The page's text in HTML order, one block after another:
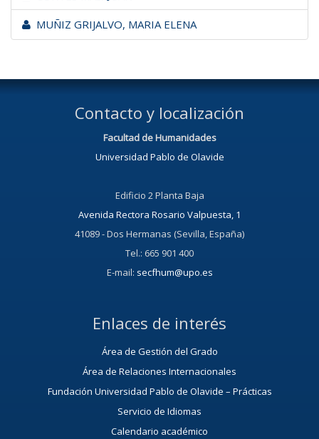
MUÑIZ GRIJALVO, MARIA ELENA
Contacto y localización
Facultad de Humanidades
Universidad Pablo de Olavide
Edificio 2 Planta Baja
Avenida Rectora Rosario Valpuesta, 1
41089 - Dos Hermanas (Sevilla, España)
Tel.: 665 901 400
E-mail: secfhum@upo.es
Enlaces de interés
Área de Gestión del Grado
Área de Relaciones Internacionales
Fundación Universidad Pablo de Olavide – Prácticas
Servicio de Idiomas
Calendario académico